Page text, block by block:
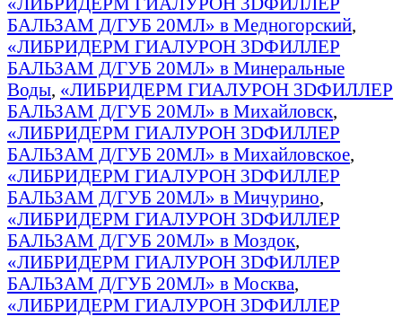
БАЛЬЗАМ Д/ГУБ 20МЛ» в Медногорский,
«ЛИБРИДЕРМ ГИАЛУРОН 3DФИЛЛЕР
БАЛЬЗАМ Д/ГУБ 20МЛ» в Минеральные
Воды, «ЛИБРИДЕРМ ГИАЛУРОН 3DФИЛЛЕР
БАЛЬЗАМ Д/ГУБ 20МЛ» в Михайловск,
«ЛИБРИДЕРМ ГИАЛУРОН 3DФИЛЛЕР
БАЛЬЗАМ Д/ГУБ 20МЛ» в Михайловское,
«ЛИБРИДЕРМ ГИАЛУРОН 3DФИЛЛЕР
БАЛЬЗАМ Д/ГУБ 20МЛ» в Мичурино,
«ЛИБРИДЕРМ ГИАЛУРОН 3DФИЛЛЕР
БАЛЬЗАМ Д/ГУБ 20МЛ» в Моздок,
«ЛИБРИДЕРМ ГИАЛУРОН 3DФИЛЛЕР
БАЛЬЗАМ Д/ГУБ 20МЛ» в Москва,
«ЛИБРИДЕРМ ГИАЛУРОН 3DФИЛЛЕР